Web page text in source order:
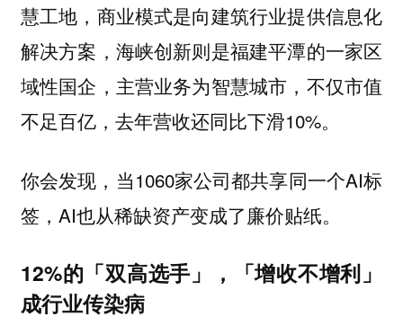
慧工地，商业模式是向建筑行业提供信息化
解决方案，海峡创新则是福建平潭的一家区
域性国企，主营业务为智慧城市，不仅市值
不足百亿，去年营收还同比下滑10%。
你会发现，当1060家公司都共享同一个AI标
签，AI也从稀缺资产变成了廉价贴纸。
12%的「双高选手」，「增收不增利」
成行业传染病